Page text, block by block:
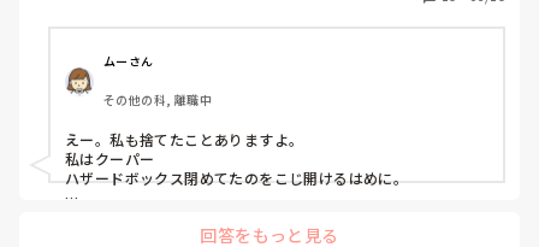
プリセプターに
「普通鑷子捨てる！？明らかに使い捨てて良いような安物じ
ゃないよね？」
「そんなミスした新人、あなたが初めてだよ」
と言われました。。
たしかに、よくよく考えてみれば
手術室で使った物品も全部滅菌して使いまわすし、
なんで頭回らなかったんだろう😭
ムーさん
その他の科, 離職中
えー。私も捨てたことありますよ。
私はクーパー
ハザードボックス閉めてたのをこじ開けるはめに。
に出しちゃったり。(これは問題か💦)
回答をもっと見る